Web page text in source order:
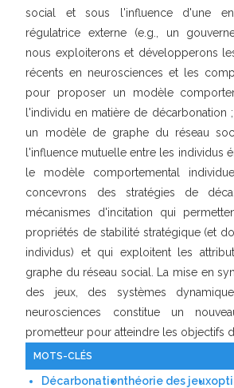
social et sous l'influence d'une
régulatrice externe (e.g., un
nous exploiterons et développerons
récents en neurosciences et les
pour proposer un modèle
l'individu en matière de décarbonation
un modèle de graphe du réseau
l'influence mutuelle entre les individus
le modèle comportemental
concevrons des stratégies de
mécanismes d'incitation qui
propriétés de stabilité stratégique (et
individus) et qui exploitent les
graphe du réseau social. La mise en
des jeux, des systèmes
neurosciences constitue un
prometteur pour atteindre les objectifs
MOTS-CLÉS
Décarbonationthéorie des jeux